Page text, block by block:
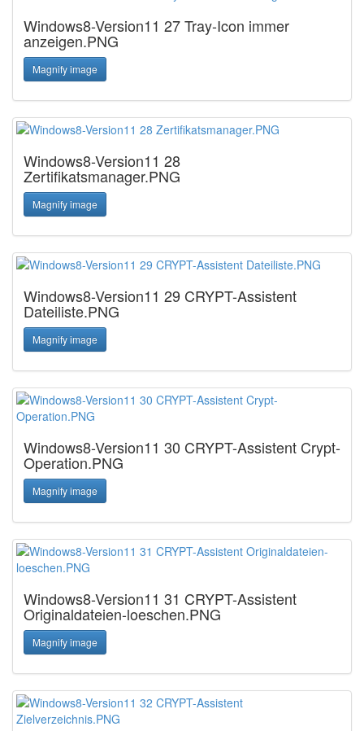
Windows8-Version11 27 Tray-Icon immer
anzeigen.PNG
Magnify image
Windows8-Version11 28
Zertifikatsmanager.PNG
Magnify image
Windows8-Version11 29 CRYPT-Assistent
Dateiliste.PNG
Magnify image
Windows8-Version11 30 CRYPT-Assistent Crypt-
Operation.PNG
Magnify image
Windows8-Version11 31 CRYPT-Assistent
Originaldateien-loeschen.PNG
Magnify image